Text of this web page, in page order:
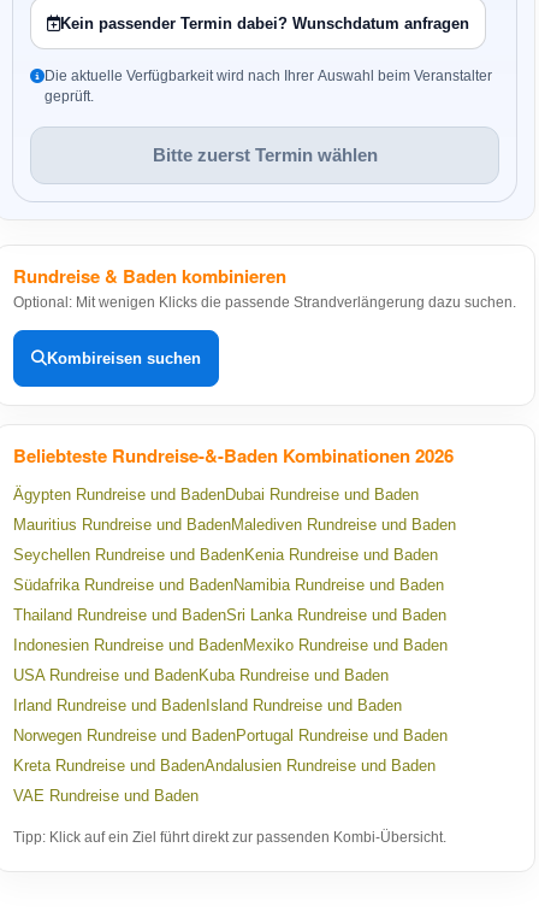
Kein passender Termin dabei? Wunschdatum anfragen
Die aktuelle Verfügbarkeit wird nach Ihrer Auswahl beim Veranstalter
geprüft.
Bitte zuerst Termin wählen
Rundreise & Baden kombinieren
Optional: Mit wenigen Klicks die passende Strandverlängerung dazu suchen.
Kombireisen suchen
Beliebteste Rundreise-&-Baden Kombinationen 2026
Ägypten Rundreise und BadenDubai Rundreise und Baden
Mauritius Rundreise und BadenMalediven Rundreise und Baden
Seychellen Rundreise und BadenKenia Rundreise und Baden
Südafrika Rundreise und BadenNamibia Rundreise und Baden
Thailand Rundreise und BadenSri Lanka Rundreise und Baden
Indonesien Rundreise und BadenMexiko Rundreise und Baden
USA Rundreise und BadenKuba Rundreise und Baden
Irland Rundreise und Baden Island Rundreise und Baden
Norwegen Rundreise und BadenPortugal Rundreise und Baden
Kreta Rundreise und BadenAndalusien Rundreise und Baden
VAE Rundreise und Baden
Tipp: Klick auf ein Ziel führt direkt zur passenden Kombi-Übersicht.